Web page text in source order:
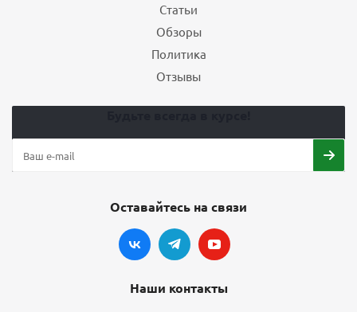
Статьи
Обзоры
Политика
Отзывы
Оставайтесь на связи
Наши контакты